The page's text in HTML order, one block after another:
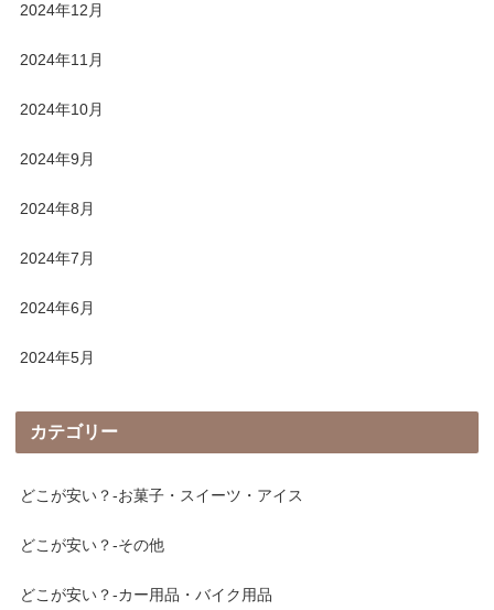
2024年12月
2024年11月
2024年10月
2024年9月
2024年8月
2024年7月
2024年6月
2024年5月
カテゴリー
どこが安い？-お菓子・スイーツ・アイス
どこが安い？-その他
どこが安い？-カー用品・バイク用品